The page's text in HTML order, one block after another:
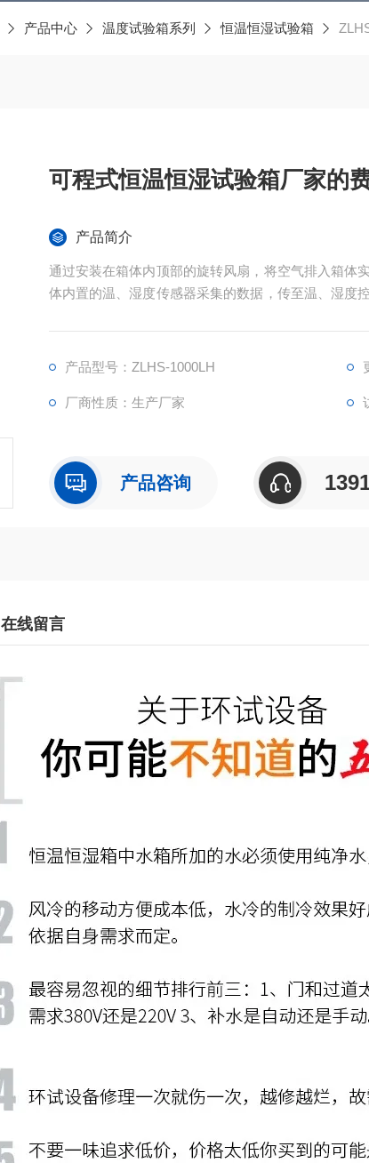
产品中心 温度试验箱系列 恒温恒湿试验箱
可程式恒温恒湿试验箱厂家的
产品简介
通过安装在箱体内顶部的旋转风扇，将空气排入箱体
体内置的温、湿度传感器采集的数据，传至温、湿度
产品型号：ZLHS-1000LH
厂商性质：生产厂家
产品咨询
在线留言